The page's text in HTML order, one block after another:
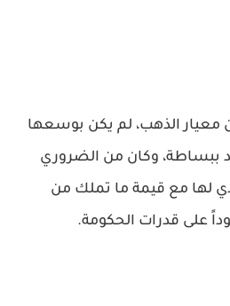
معيار الذهب، لم يكن بوسعها
ببساطة، وكان من الضروري
لها مع قيمة ما تملك من
على قدرات الحكومة.